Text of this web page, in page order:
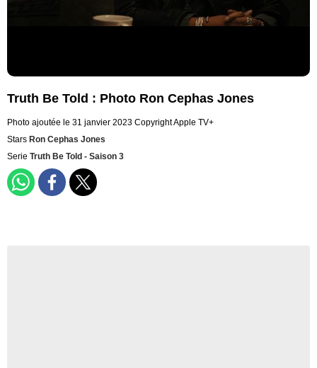
Truth Be Told : Photo Ron Cephas Jones
Photo ajoutée le 31 janvier 2023 Copyright Apple TV+
Stars Ron Cephas Jones
Serie Truth Be Told - Saison 3